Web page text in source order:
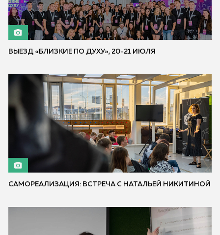
ВЫЕЗД «БЛИЗКИЕ ПО ДУХУ», 20-21 ИЮЛЯ
САМОРЕАЛИЗАЦИЯ: ВСТРЕЧА С НАТАЛЬЕЙ НИКИТИНОЙ